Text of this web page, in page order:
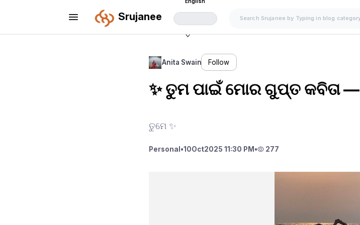
Srujanee
Anita Swain Follow
✨ ତୁମ ପାଇଁ ମୋର ଗୁପ୍ତ କବିତା —
ତୁମେ ✨
Personal •10Oct2025 11:30 PM • 277